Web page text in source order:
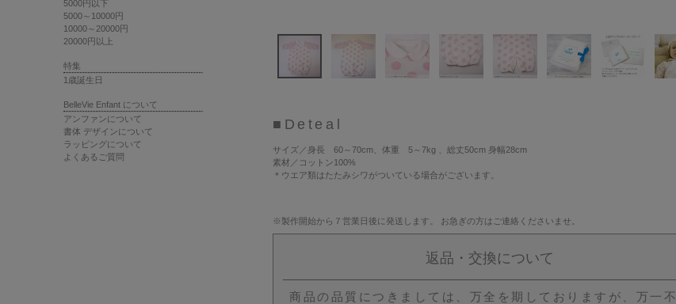
5000円以下
5000～10000円
10000～20000円
20000円以上
特集
1歳誕生日
BelleVie Enfant について
アンファンについて
書体 デザインについて
ラッピングについて
よくあるご質問
■Deteal
サイズ ／身長 60～70cm、体重 5～7kg 、総丈50cm 身幅28cm
素材 ／コットン100%
＊ウエア類はたたみシワがついている場合がございます。
※製作開始から７営業日後に発送します。 お急ぎの方はご連絡くださいませ。
返品・交換について
商品の品質につきましては、万全を期しておりますが、万一不